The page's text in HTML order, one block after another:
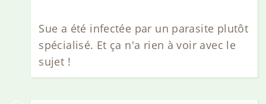
Sue a été infectée par un parasite plutôt
spécialisé. Et ça n'a rien à voir avec le
sujet !